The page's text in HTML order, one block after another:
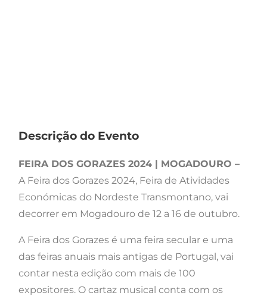
Descrição do Evento
FEIRA DOS GORAZES 2024 | MOGADOURO –
A Feira dos Gorazes 2024, Feira de Atividades
Económicas do Nordeste Transmontano, vai
decorrer em Mogadouro de 12 a 16 de outubro.
A Feira dos Gorazes é uma feira secular e uma
das feiras anuais mais antigas de Portugal, vai
contar nesta edição com mais de 100
expositores. O cartaz musical conta com os